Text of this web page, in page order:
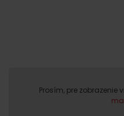
Prosím, pre zobrazenie